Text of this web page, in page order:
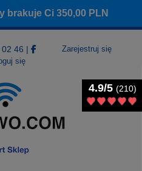
brakuje Ci350,00 PLN
46 |
Zarejestruj się
się
4.9/5 (210)
4.9/5 (210)